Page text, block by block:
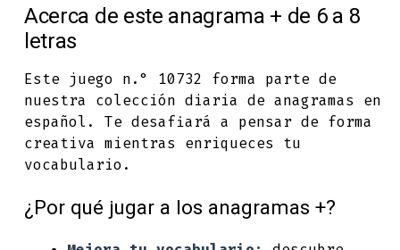
Acerca de este anagrama + de 6 a 8
letras
Este juego n.° 10732 forma parte de
nuestra colección diaria de anagramas en
español. Te desafiará a pensar de forma
creativa mientras enriqueces tu
vocabulario.
¿Por qué jugar a los anagramas +?